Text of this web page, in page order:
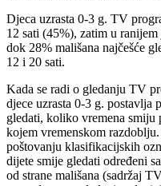
Djeca uzrasta 0-3 g. TV
12 sati (45%), zatim u
dok 28% mališana najčešće
12 i 20 sati.
Kada se radi o gledanju TV
djece uzrasta 0-3 g. postavlja
gledati, koliko vremena
kojem vremenskom
poštovanju klasifikacijskih
dijete smije gledati određeni
od strane mališana (sadržaj